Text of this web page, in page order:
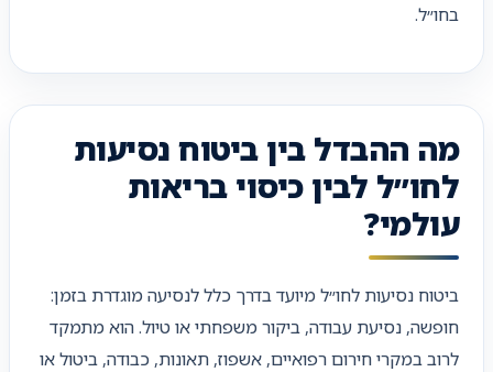
בחו״ל.
מה ההבדל בין ביטוח נסיעות
לחו״ל לבין כיסוי בריאות
עולמי?
ביטוח נסיעות לחו״ל מיועד בדרך כלל לנסיעה מוגדרת בזמן:
חופשה, נסיעת עבודה, ביקור משפחתי או טיול. הוא מתמקד
לרוב במקרי חירום רפואיים, אשפוז, תאונות, כבודה, ביטול או